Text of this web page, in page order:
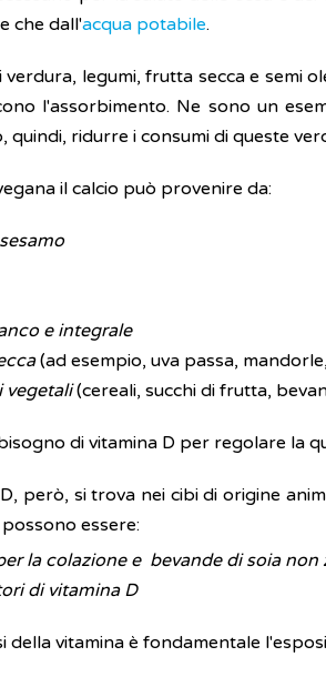
che dall'acqua potabile.
verdura, legumi, frutta secca e semi
l'assorbimento. Ne sono un
quindi, ridurre i consumi di queste
il calcio può provenire da:
e integrale
(ad esempio, uva passa,
vegetali(cereali, succhi di frutta,
di vitamina D per regolare la
però, si trova nei cibi di origine
essere:
la colazione e bevande di soia non
di vitamina D
della vitamina è fondamentale